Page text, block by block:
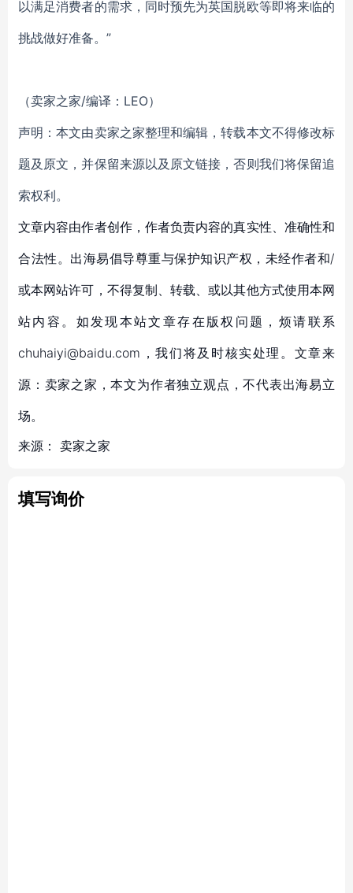
以满足消费者的需求，同时预先为英国脱欧等即将来临的
挑战做好准备。”
（卖家之家/编译：LEO）
声明：本文由卖家之家整理和编辑，转载本文不得修改标
题及原文，并保留来源以及原文链接，否则我们将保留追
索权利。
文章内容由作者创作，作者负责内容的真实性、准确性和
合法性。出海易倡导尊重与保护知识产权，未经作者和/
或本网站许可，不得复制、转载、或以其他方式使用本网
站内容。如发现本站文章存在版权问题，烦请联系
chuhaiyi@baidu.com，我们将及时核实处理。文章来
源：卖家之家，本文为作者独立观点，不代表出海易立
场。
来源： 卖家之家
填写询价